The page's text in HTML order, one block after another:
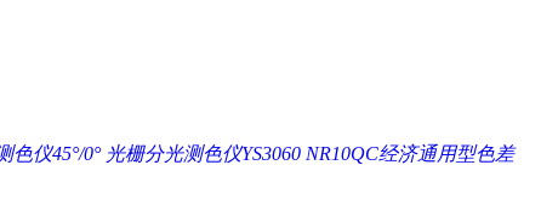
色仪45°/0° 光栅分光测色仪YS3060 NR10QC经济通用型色差